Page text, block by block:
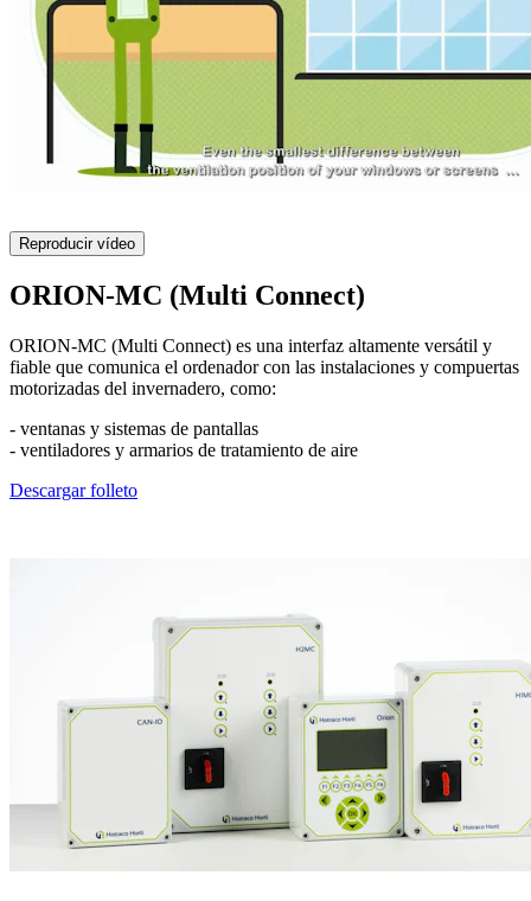
Reproducir vídeo
ORION-MC (Multi Connect)
ORION-MC (Multi Connect) es una interfaz altamente versátil y
fiable que comunica el ordenador con las instalaciones y compuertas
motorizadas del invernadero, como:
- ventanas y sistemas de pantallas
- ventiladores y armarios de tratamiento de aire
Descargar folleto